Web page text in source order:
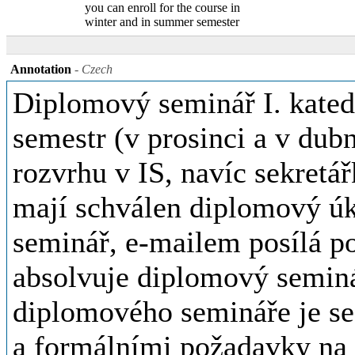
you can enroll for the course in
winter and in summer semester
Annotation - Czech
Diplomový seminář I.
semestr (v prosinci a v
rozvrhu v IS, navíc
mají schválen diplomový
seminář, e-mailem posílá
absolvuje diplomový
diplomového semináře je
a formálními požadavky